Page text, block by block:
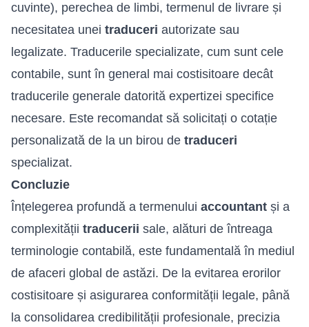
cuvinte), perechea de limbi, termenul de livrare și
necesitatea unei traduceri autorizate sau
legalizate. Traducerile specializate, cum sunt cele
contabile, sunt în general mai costisitoare decât
traducerile generale datorită expertizei specifice
necesare. Este recomandat să solicitați o cotație
personalizată de la un birou de traduceri
specializat.
Concluzie
Înțelegerea profundă a termenului accountant și a
complexității traducerii sale, alături de întreaga
terminologie contabilă, este fundamentală în mediul
de afaceri global de astăzi. De la evitarea erorilor
costisitoare și asigurarea conformității legale, până
la consolidarea credibilității profesionale, precizia